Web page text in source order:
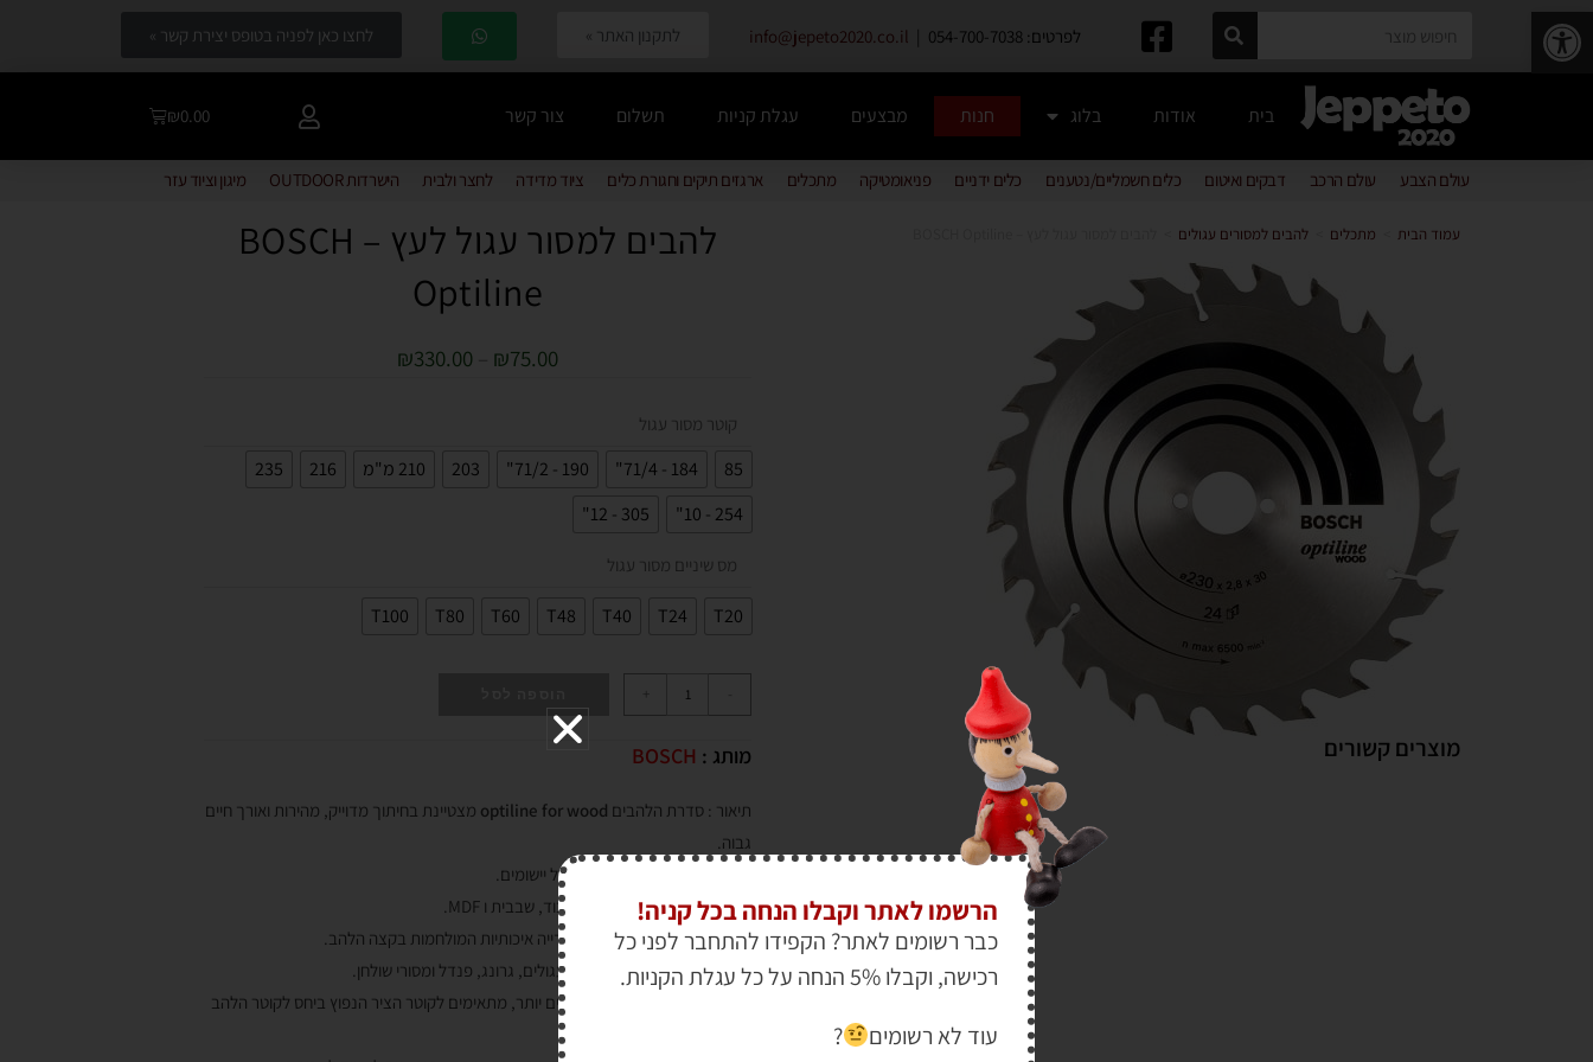
פתח סרגל נגישות לפרטים: 054-700-7038 | info@jepeto2020.co.il לתקנון האתר » לחצו כאן לפניה בטופס יצירת קשר »
בית אודות בלוג חנות מבצעים עגלת קניות תשלום צור קשר ₪0.00
עולם הצבע עולם הרכב דבקים ואיטום כלים חשמליים/נטענים כלים ידניים פניאומטיקה מתכלים ארגזים תיקים וחגורת כלים ציוד מדידה לחצר ולבית הישרדות OUTDOOR מיגון וציוד עזר
עמוד הבית מתכלים להבים למסורים עגולים
מוצרים קשורים
להבים למסור עגול לעץ – BOSCH
Optiline
₪75.00
₪330.00
קוטר מסור עגול
85
184 - 71/4"
190 - 71/2"
203 210 מ"מ 216
235
254 - 10"
305 - 12"
מס שיניים מסור עגול
T20
T24
T40
T48
T60
T80
T100
+
מותג : BOSCH
תיאור : סדרת הלהבים optiline for wood מצטיינת בחיתוך מדוייק, מהירות ואורך חיים
גבוה.
אופטימלי לחיתוך במגוון רחב של יישומים.
מעולה לחיתוך עץ קשה, רך ולבוד, שבבית ו MDF.
תוצאות מעולות אודות לשיניי וידייה איכותיות המולחמות בקצה הלהב.
מתאים למגוון כלים ף מסורים עגולים, גרונג, פנדל ומסורי שולחן.
הדגמים בקטגוריה הינם הנפוצים יותר, מתאימים לקוטר הציר הנפוץ ביחס לקוטר הלהב
הרשמו לאתר וקבלו הנחה בכל קניה!
כבר רשומים לאתר? הקפידו להתחבר לפני כל
רכישה, וקבלו 5% הנחה על כל עגלת הקניות.
עוד לא רשומים
?